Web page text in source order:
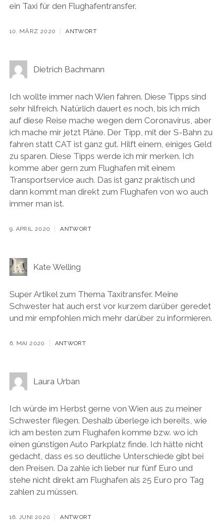
ein Taxi für den Flughafentransfer.
10. MÄRZ 2020 ANTWORT
Dietrich Bachmann
Ich wollte immer nach Wien fahren. Diese Tipps sind
sehr hilfreich. Natürlich dauert es noch, bis ich mich
auf diese Reise mache wegen dem Coronavirus, aber
ich mache mir jetzt Pläne. Der Tipp, mit der S-Bahn zu
fahren statt CAT ist ganz gut. Hilft einem, einiges Geld
zu sparen. Diese Tipps werde ich mir merken. Ich
komme aber gern zum Flughafen mit einem
Transportservice auch. Das ist ganz praktisch und
dann kommt man direkt zum Flughafen von wo auch
immer man ist.
9. APRIL 2020 ANTWORT
Kate Welling
Super Artikel zum Thema Taxitransfer. Meine
Schwester hat auch erst vor kurzem darüber geredet
und mir empfohlen mich mehr darüber zu informieren.
6. MAI 2020 ANTWORT
Laura Urban
Ich würde im Herbst gerne von Wien aus zu meiner
Schwester fliegen. Deshalb überlege ich bereits, wie
ich am besten zum Flughafen komme bzw. wo ich
einen günstigen Auto Parkplatz finde. Ich hätte nicht
gedacht, dass es so deutliche Unterschiede gibt bei
den Preisen. Da zahle ich lieber nur fünf Euro und
stehe nicht direkt am Flughafen als 25 Euro pro Tag
zahlen zu müssen.
16. JUNI 2020 ANTWORT